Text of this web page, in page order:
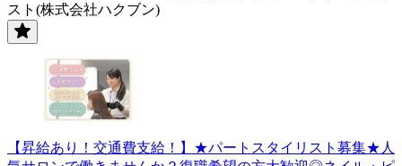
スト(株式会社ハクブン)
【昇給あり！交通費支給！】★パートスタイリスト募集★人